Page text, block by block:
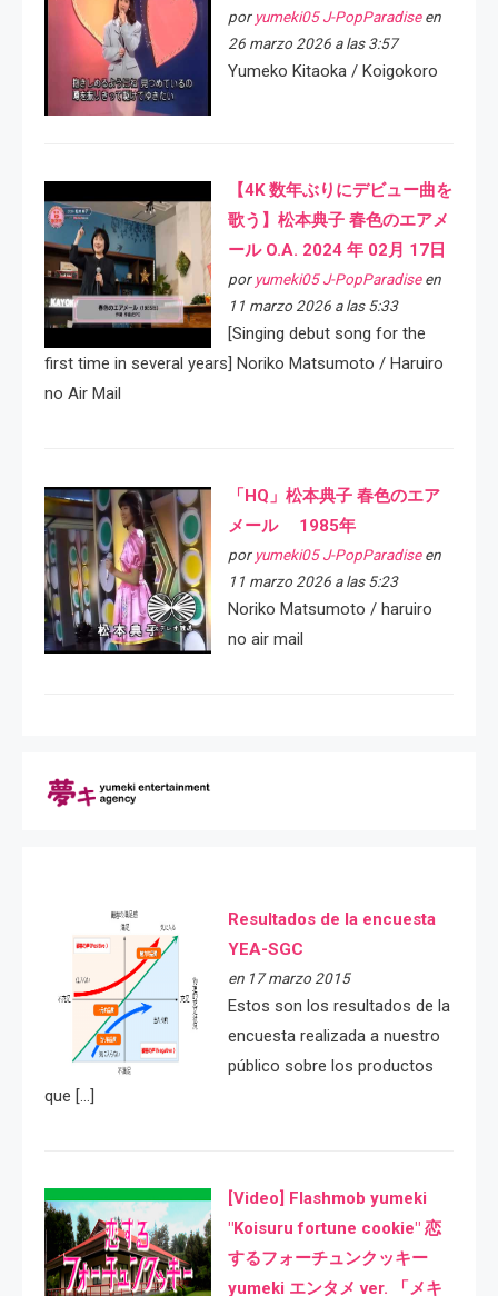
por yumeki05 J-PopParadiseen
26 marzo 2026 a las 3:57
Yumeko Kitaoka / Koigokoro
【4K 数年ぶりにデビュー曲を
歌う】松本典子 春色のエアメ
ール O.A. 2024 年 02月 17日
por yumeki05 J-PopParadiseen
11 marzo 2026 a las 5:33
[Singing debut song for the
first time in several years] Noriko Matsumoto / Haruiro
no Air Mail
「HQ」松本典子 春色のエア
メール 1985年
por yumeki05 J-PopParadiseen
11 marzo 2026 a las 5:23
Noriko Matsumoto / haruiro
no air mail
Resultados de la encuesta
YEA-SGC
en 17 marzo 2015
Estos son los resultados de la
encuesta realizada a nuestro
público sobre los productos
que […]
[Video] Flashmob yumeki
"Koisuru fortune cookie" 恋
するフォーチュンクッキー
yumeki エンタメ ver. 「メキ